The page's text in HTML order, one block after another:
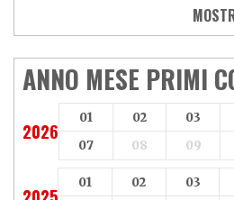
Aeon
Axy
ANNO MESE PRIMI
2026
01 02 03
07
08 09
01 02 03